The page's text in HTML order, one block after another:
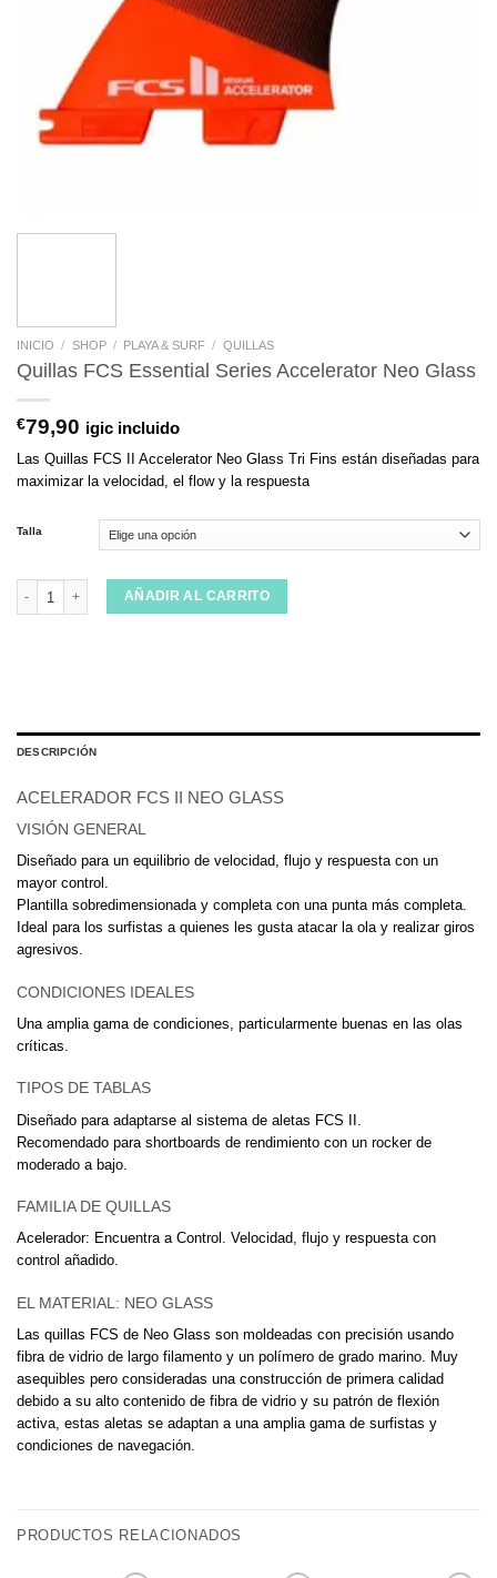
INICIO / SHOP / PLAYA & SURF / QUILLAS
Quillas FCS Essential Series Accelerator Neo Glass
€79,90 igic incluido
Las Quillas FCS II Accelerator Neo Glass Tri Fins están diseñadas para
maximizar la velocidad, el flow y la respuesta
Talla
Quillas FCS Essential Series Accelerator Neo Glass cantidad
AÑADIR AL CARRITO
DESCRIPCIÓN
ACELERADOR FCS II NEO GLASS
VISIÓN GENERAL
Diseñado para un equilibrio de velocidad, flujo y respuesta con un
mayor control.
Plantilla sobredimensionada y completa con una punta más completa.
Ideal para los surfistas a quienes les gusta atacar la ola y realizar giros
agresivos.
CONDICIONES IDEALES
Una amplia gama de condiciones, particularmente buenas en las olas
críticas.
TIPOS DE TABLAS
Diseñado para adaptarse al sistema de aletas FCS II.
Recomendado para shortboards de rendimiento con un rocker de
moderado a bajo.
FAMILIA DE QUILLAS
Acelerador: Encuentra a Control. Velocidad, flujo y respuesta con
control añadido.
EL MATERIAL: NEO GLASS
Las quillas FCS de Neo Glass son moldeadas con precisión usando
fibra de vidrio de largo filamento y un polímero de grado marino. Muy
asequibles pero consideradas una construcción de primera calidad
debido a su alto contenido de fibra de vidrio y su patrón de flexión
activa, estas aletas se adaptan a una amplia gama de surfistas y
condiciones de navegación.
PRODUCTOS RELACIONADOS